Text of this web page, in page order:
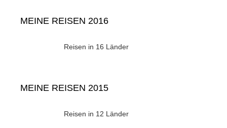
MEINE REISEN 2016
Reisen in 16 Länder
MEINE REISEN 2015
Reisen in 12 Länder